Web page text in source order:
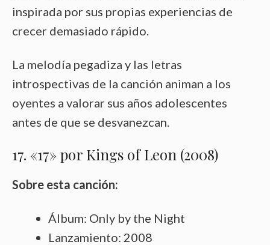
inspirada por sus propias experiencias de
crecer demasiado rápido.
La melodía pegadiza y las letras
introspectivas de la canción animan a los
oyentes a valorar sus años adolescentes
antes de que se desvanezcan.
17. «17» por Kings of Leon (2008)
Sobre esta canción:
Álbum: Only by the Night
Lanzamiento: 2008